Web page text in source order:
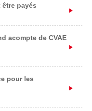
payés
acompte de CVAE
pour les